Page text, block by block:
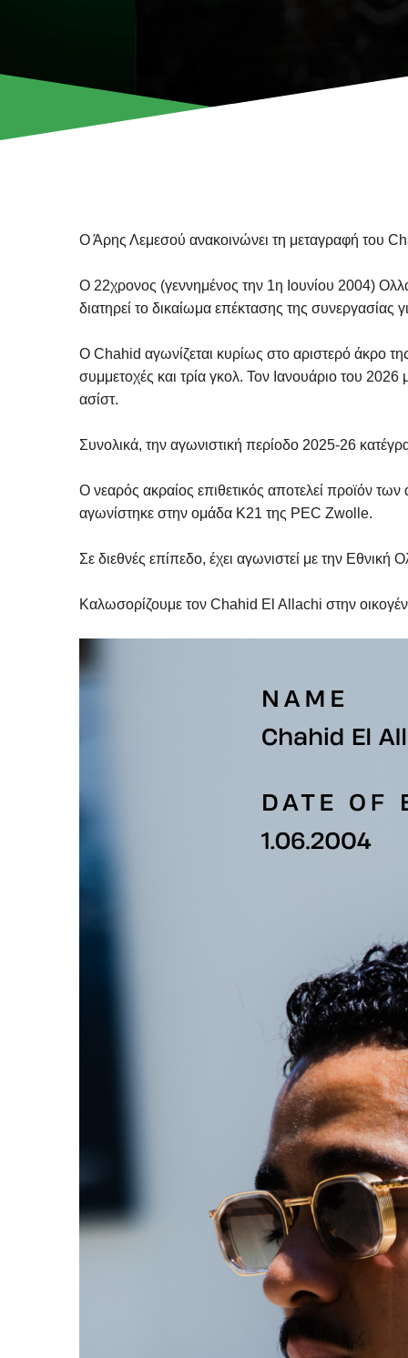
Ο Άρης Λεμεσού ανακοινώνει τη μεταγραφή του
Ο 22χρονος (γεννημένος την 1η Ιουνίου 2004)
διατηρεί το δικαίωμα επέκτασης της συνεργασίας
Ο Chahid αγωνίζεται κυρίως στο αριστερό άκρο
συμμετοχές και τρία γκολ. Τον Ιανουάριο του
ασίστ.
Συνολικά, την αγωνιστική περίοδο 2025-26
Ο νεαρός ακραίος επιθετικός αποτελεί προϊόν
αγωνίστηκε στην ομάδα Κ21 της PEC Zwolle.
Σε διεθνές επίπεδο, έχει αγωνιστεί με την Εθνική
Καλωσορίζουμε τον Chahid El Allachi στην